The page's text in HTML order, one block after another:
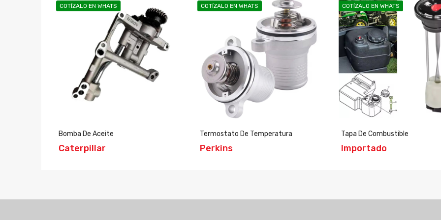
COTÍZALO EN WHATS
Bomba De Aceite
Caterpillar
COTÍZALO EN WHATS
Termostato De Temperatura
Perkins
COTÍZALO EN WHATS
Tapa De Combustible
Importado